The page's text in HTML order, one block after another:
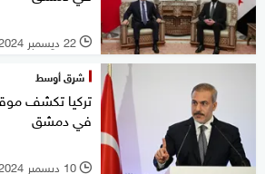
l 22 ديسمبر 2024
شرق أوسط
تركيا تكشف
في دمشق
l 10 ديسمبر 2024